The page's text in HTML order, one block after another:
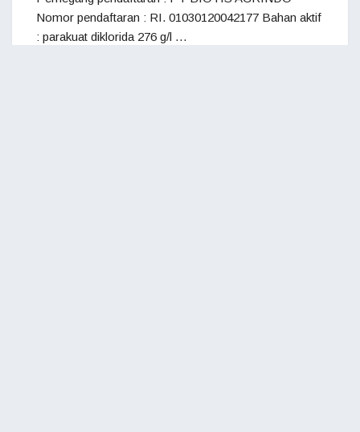
Nomor pendaftaran : RI. 01030120042177 Bahan aktif
: parakuat diklorida 276 g/l …